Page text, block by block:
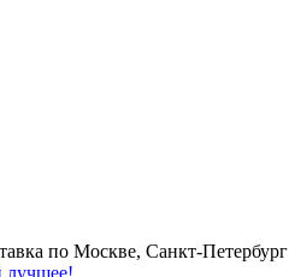
по Москве, Санкт-Петербург